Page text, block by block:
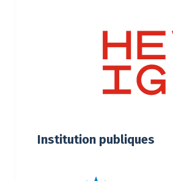
Institution publiques